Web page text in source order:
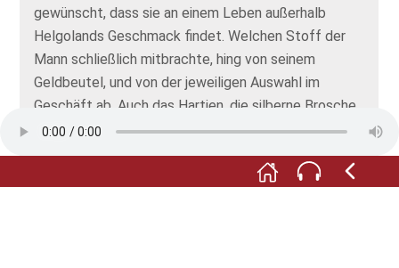
gewünscht, dass sie an einem Leben außerhalb
Helgolands Geschmack findet. Welchen Stoff der
Mann schließlich mitbrachte, hing von seinem
Geldbeutel, und von der jeweiligen Auswahl im
Geschäft ab. Auch das Hartjen, die silberne Brosche
in Herzform auf der Brust, tragen die
Helgoländerinnen bereits seit etlichen Generationen.
Sie geben damit ein kleines Geheimnis preis. Ist die